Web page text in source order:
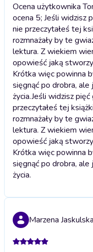
Ocena użytkownika
ocena 5; Jeśli widzisz
nie przeczytałeś tej
rozmnażały by te
lektura. Z wiekiem
opowieść jaką
Krótka więc powinna
sięgnąć po drobra,
życia.Jeśli widzisz
przeczytałeś tej
rozmnażały by te
lektura. Z wiekiem
opowieść jaką
Krótka więc powinna
sięgnąć po drobra,
życia.
Marzena